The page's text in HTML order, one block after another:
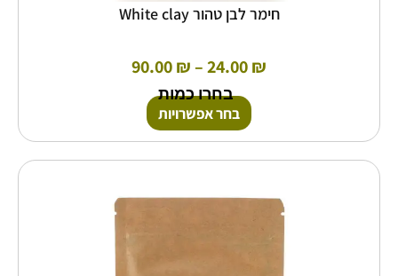
חימר לבן טהור White clay
24.00₪
–
90.00₪
בחרו כמות
בחר אפשרויות
מחירים:
עד